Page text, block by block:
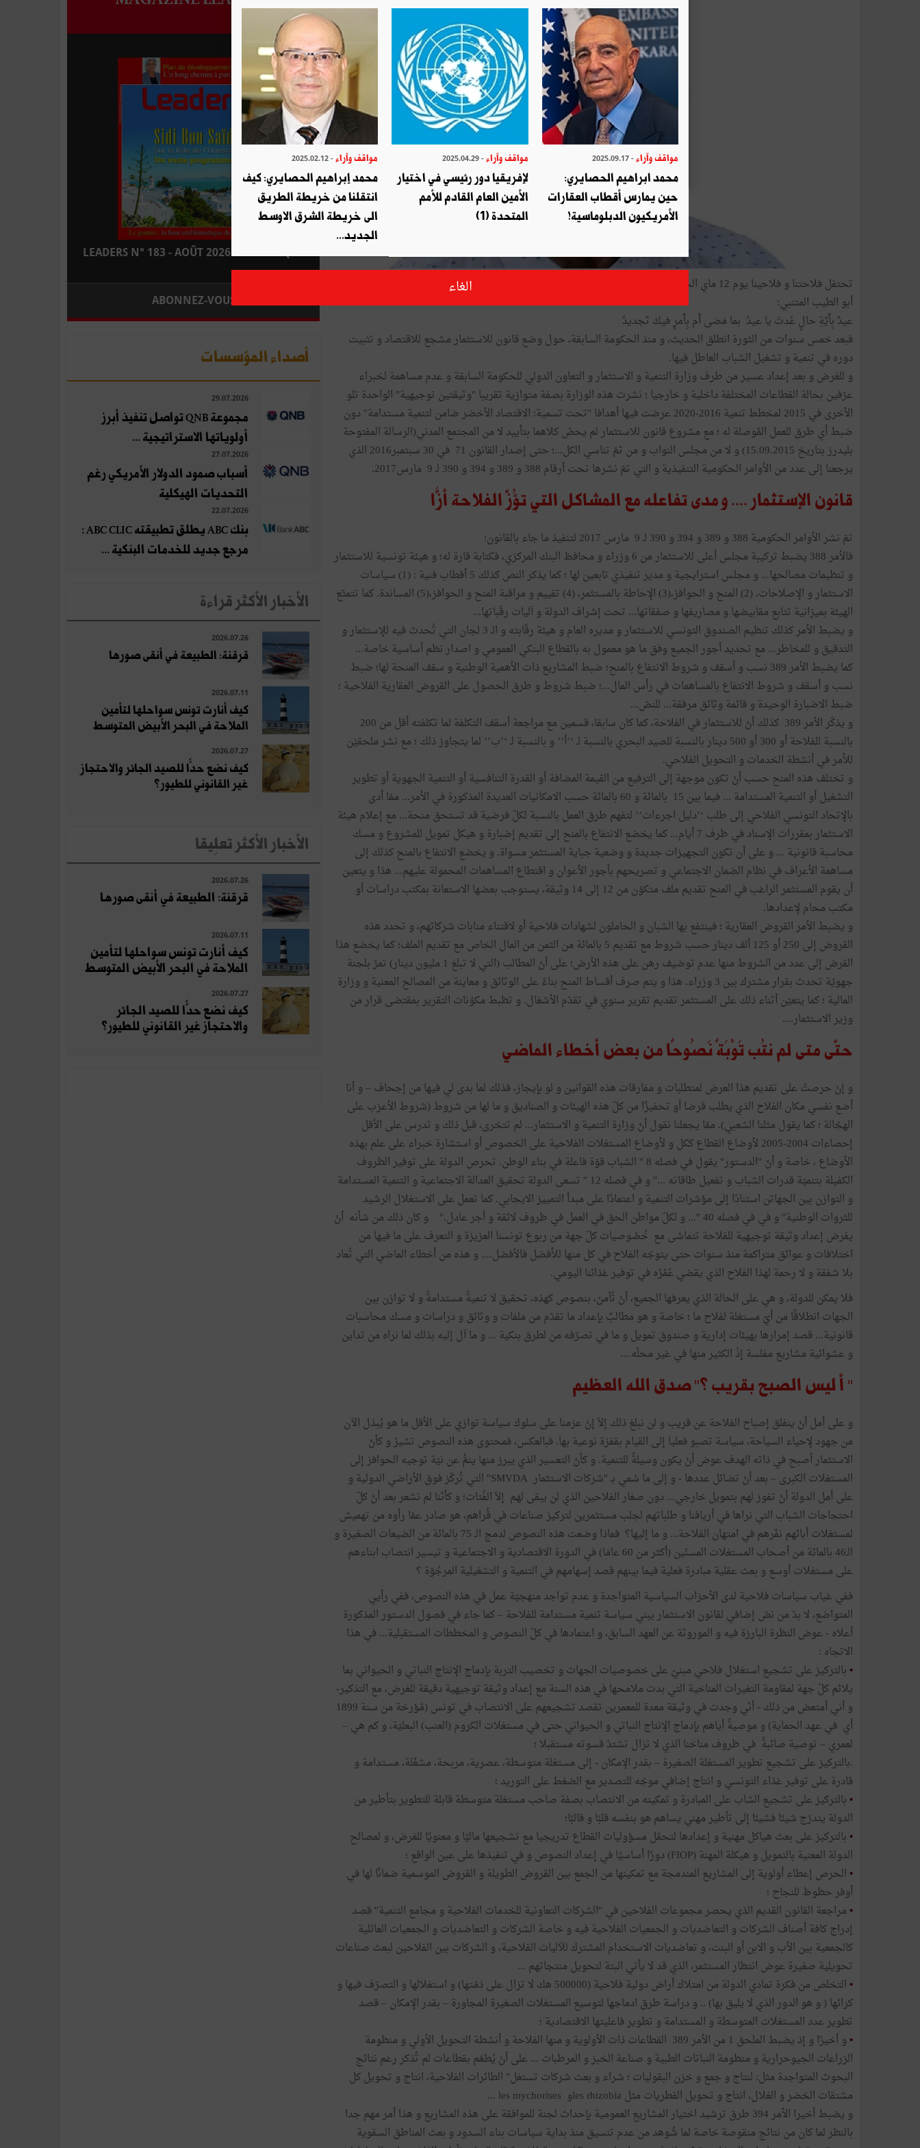
أبو الطيب المتنبي:
عيدٌ بِأَيَّةِ حالٍ عُدتَ يا عيدُ بما مَضى أَم بِأَمرٍ فيكَ تَجديدُ
فبعد خمس سنوات من الثورة انطلق الحديث، و منذ الحكومة السابقة، حول وضع قانون للاستثمار مشجع للاقتصاد و تثبيت
دوره في تنمية و تشغيل الشباب العاطل فيها.
و للغرض و بعد إعداد عسير من طرف وزارة التنمية و الاستثمار و التعاون الدولي للحكومة السابقة و عدم مساهمة لخبراء
عرّفين بحالة القطاعات المختلفة داخلية و خارجيا ؛ نشرت هذه الوزارة بصفة متوازية تقريبا ''وثيقتين توجيهية'' الواحدة تلو
الأخرى في 2015 لمخطط تنمية 2016-2020 عرضت فيها أهدافا ''تحت تسمية: الاقتصاد الأخضر ضامن لتنمية مستدامة'' دون
ضبط أي طرق للعمل المُوصلة له ؛ مع مشروع قانون للاستثمار لم يحضَ كلاهما بتأييد لا من المجتمع المدني(الرسالة المفتوحة
بليدرز بتاريخ 15.09.2015) و لا من مجلس النواب و من ثمّ تناسي الكل...؛ حتى إصدار القانون 71 في 30 سبتمبر2016 الذي
يرجعنا إلى عدد من الأوامر الحكومية التنفيذية و التي تمّ نشرها تحت أرقام 388 و 389 و 394 و 390 لـ 9 مارس2017.
قانون الإستثمار .... و مدى تفاعله مع المشاكل التي تؤُزّ الفلاحة أزََّا
تمّ نشر الأوامر الحكومية 388 و 389 و 394 و 390 لـ 9 مارس 2017 لتنفيذ ما جاء بالقانون:
فالأمر 388 يضبط تركيبة مجلس أعلى للاستثمار من 6 وزراء و محافظ البنك المركزي، فكتابة قارة له؛ و هيئة تونسية للاستثمار
و تنظيمات مصالحها... و مجلس استرايجية و مدير تنفيذي تابعين لها ؛ كما يذكر النص كذلك 5 أقطاب فنية : (1) سياسات
الاستثمار و الإصلاحات، (2) المنح و الحوافز،(3) الإحاطة بالمستثمر، (4) تقييم و مراقبة المنح و الحوافز،(5) المساندة. كما تتمتّع
الهيئة بميزانية تتابع مقابيضها و مصاريفها و صفقاتها... تحت إشراف الدولة و آليات رقّباتها...
و يضبط الأمر كذلك تنظيم الصندوق التونسي للاستثمار و مديره العام و هيئة رقّابته و الـ 3 لجان التي تُحدث فيه للإستثمار و
التدقيق و للمخاطر... مع تحديد أجور الجميع وفق ما هو معمول به بالقطاع البنكي العمومي و اصدار نظم أساسية خاصة...
كما يضبط الأمر 389 نسب و أسقف و شروط الانتفاع بالمنح؛ ضبط المشاريع ذات الأهمية الوطنية و سقف المنحة لها؛ ضبط
نسب و أسقف و شروط الانتفاع بالمساهمات في رأس المال...؛ ضبط شروط و طرق الحصول على القروض العقارية الفلاحية ؛
ضبط الاضبارة الوحيدة و قائمة وثائق مرفقة... للنصّ...
و يذكّر الأمر 389 كذلك أنّ للاستثمار في الفلاحة، كما كان سابقا، قسمين مع مراجعة أسقف التكلفة لما تكلفته أقل من 200
بالنسبة للفلاحة أو 300 أو 500 دينار بالنسبة للصيد البحري بالنسبة لـ ‘’أ’’ و بالنسبة لـ ‘’ب’’ لما يتجاوز ذلك ؛ مع نشر ملحقيْن
للأمر في أنشطة الخدمات و التحويل الفلاحي.
و تختلف هذه المنح حسب أنْ تكون موجهة إلى الترفيع من القيمة المضافة أو القدرة التنافسية أو التنمية الجهوية أو تطوير
التشغيل أو التنمية المستدامة ... فيما بين 15 بالمائة و 60 بالمائة حسب الامكانيات العديدة المذكورة في الأمر... ممّا أدى
بالإتحاد التونسي الفلاحي إلى طلب ‘’دليل اجرءات’’ لتفهم طرق العمل بالنسبة لكلّ فرضية قد تستحق منحة... مع إعلام هيئة
الاستثمار بمقررات الإسناد في ظرف 7 أيام... كما يخضع الانتفاع بالمنح إلى تقديم إضبارة و هيكل تمويل للمشروع و مسك
محاسبة قانونية ... و على أن تكون التجهيزات جديدة و وضعية جباية المستثمر مسواة. و يخضع الانتفاع بالمنح كذلك إلى
مساهمة الأعراف في نظام الضمان الاجتماعي و تصريحهم بأجور الأعوان و اقتطاع المساهمات المحمولة عليهم... هذا و يتعين
أن يقوم المستثمر الراغب في المنح تقديم ملف متكوّن من 12 إلى 14 وثيقة، يستوجب بعضها الاستعانة بمكتب دراسات أو
مكتب محام لإعدادها.
و يضبط الأمر القروض العقارية ؛ فينتفع بها الشبان و الحاملون لشهادات فلاحية أو لاقتناء منابات شركائهم، و تحدد هذه
القروض إلى 250 أو 125 ألف دينار حسب شروط مع تقديم 5 بالمائة من الثمن من المال الخاص مع تقديم الملف؛ كما يخضع هذا
القرض إلى عدد من الشروط منها عدم توضيف رهن على هذه الأرض؛ على أنّ المطالب (التي لا تبلغ 1 مليون دينار) تمرّ بلجنة
جهويّة تحدث بقرار مشترك بين 3 وزراء. هذا و يتم صرف أقساط المنح بناءً على الوثائق و معاينة من المصالح المعنية و وزارة
المالية ؛ كما يتعيّن أثناء ذلك على المستثمر تقديم تقرير سنوي في تقدّم الأشغال. و تظبط مكوّنات التقرير بمقتضى قرار من
وزير الاستثمار....
حتّى متى لم نتُب تَوْبَةً نَصُوحًا من بعض أخطاء الماضي
و إنْ حرصتُ على تقديم هذا العرض لمتطلبات و مفارقات هذه القوانين و لو بإيجاز، فذلك لما بدى لي فيها من إجحاف – و أنا
أضع نفسي مكان الفلاح الذي يطلب قرضا أو تحفيزًا من كلّ هذه الهيئات و الصناديق و ما لها من شروط (شروط الأعزب على
الهجّالة ؛ كما يقول مثلنا الشعبي). ممّا يجعلنا نقول أنّ وزارة التنمية و الاستثمار... لم تتحّرى، قبل ذلك و تدرس على الأقل
إحصاءات 2004-2005 لأوضاع القطاع ككل و لأوضاع المستغلات الفلاحية على الخصوص أو استشارة خبراء على علم بهذه
الأوضاع ، خاصة و أنّ ''الدستور'' يقول في فصله 8 '' الشباب قوّة فاعلة في بناء الوطن. تحرص الدولة على توفير الظروف
الكفيلة بتنميّة قدرات الشباب و تفعيل طاقاته ...'' و في فصله 12 '' تسعى الدولة تحقيق العدالة الاجتماعية و التنمية المستدامة
و التوازن بين الجهاتن استنادًا إلى مؤشرات التنمية و اعتمادًا على مبدأ التمييز الايجابي. كما تعمل على الاستغلال الرشيد
للثروات الوطنية'' و في في فصله 40 ''... و لكلّ مواطن الحق في العمل في ظروف لائقة و أجر عادل.'' و كان ذلك من شأنه أنْ
يفرض إعداد وثيقة توجيهية للفلاحة تتماشى مع خُصُوصيات كلّ جهة من ربوع تونسنا العزيزة و التعرف على ما فيها من
اختلافات و عوائق متراكمة منذ سنوات حتى يتوجّه الفلاح في كل منها للأفضل فالأفضل.... و هذه من أخطاء الماضي التي تُعاد
بلا شفقة و لا رحمة لهذا الفلاح الذي يقضي عُمُرُه في توفير غذائنا اليومي.
فلا يمكن للدولة، و هي على الحالة الذي يعرفها الجميع، أنْ تُأمنَ، بنصوص كهذه، تحقيق لا تنميةً مستدامةً و لا توازن بين
الجهات انطلاقًا من أيّ مستغلة لفلاح ما ؛ خاصة و هو مطالبٌ بإعداد ما تقدّم من ملفات و وثائق و دراسات و مسك محاسبات
قانونية... قصد إمرارها بهيئات إدارية و صندوق تمويل و ما في تصرّفه من لطرق بنكية ... و ما آل إليه بذلك لما نراه من تداين
و عشوائية مشاريع مفلسة إذْ الكثير منها في غير محلّه....
'' أ ليس الصبح بقريب ؟'' صدق الله العظيم
و على أمل أنْ ينفلق إصباح الفلاحة عن قريب و لن نبلغ ذلك إلاّ إنْ عزمنا على سلوك سياسة توازي على الأقل ما هو يُبذل الآن
من جهود لإحياء السياحة، سياسة تصبو فعليا إلى القيام بقفزة نوعية بها. فبالعكس، فمحتوى هذه النصوص تشيرُ و كأنّ
الاستثمار أصبح في ذاته الهدف عوض أنْ يكون وسيلةً للتنمية. و كأنّ التعسير الذي يبرز منها ينمُّ عن نيّة توجيه الحوافز إلى
المستغلات الكبرى – بعد أنْ تضائل عددها - و إلى ما سُمي بـ ''شركات الاستثمار SMVDA'' التي تُركّز فوق الأراضي الدولية و
على أمل الدولة أنْ تفوز لهم بتمويل خارجي... دون صغار الفلاحين الذي لن يبقى لهم إلاّ الفُتات؛ و كأنّنا لم نشعر بعد أنّ كلّ
احتجاجات الشباب التي نراها في أريافنا و طلباتهم لجلب مستثمرين لتركيز صناعات في قُراهم، هو صادر عمّا رأوه من تهميش
لمستغلات أبائهم نفّرهم في امتهان الفلاحة... و ما إليها؟ فماذا وضعت هذه النصوص لدمج الـ 75 بالمائة من الضيعات الصغيرة و
الـ46 بالمائة من أصحاب المستغلات المسنّين (أكثر من 60 عامَا) في الدورة الاقتصادية و الاجتماعية و تيسير انتصاب ابناءهم
على مستغلات أوسع و بعث عقلية مبادرة فعلية فيما بينهم قصد إسهامهم في التنمية و التشغيلية المرجُوّة ؟
ففي غياب سياسات فلاحية لدى الأحزاب السياسية المتواجدة و عدم تواجد منهجيّة عمل في هذه النصوص، ففي رأيي
المتواضع، لا بدّ من نصّ إضافي لقانون الاستثمار يبني سياسة تنمية مستدامة للفلاحة – كما جاء في فصول الدستور المذكورة
أعلاه - عوض النظرة البارزة فيه و الموروثة عن العهد السابق، و اعتمادها في كلّ النصوص و المخططات المستقبلية... في هذا
الاتجاه :
• بالتركيز على تشجيع استغلال فلاحي مبنيّ على خصوصيات الجهات و تخصيب التربة بإدماج الإنتاج النباتي و الحيواني بما
يلائم كلّ جهة لمقاومة التغيرات المناخية التي بدت ملامحها في هذه السنة مع إعداد وثيقة توجيهية دقيقة للغرض، مع التذكير-
و أني أمتعض من ذلك - أنّي وجدت في وثيقة معدة للمعمرين تقصد تشجيعهم على الانتصاب في تونس (مُؤرخة من سنة 1899
أي في عهد الحماية) و موصيةً أياهم بإدماج الإنتاج النباتي و الحيواني حتى في مستغلات الكروم (العنب) البعليّة، و كم هي –
لعمري – توصية صائبةً في ظروف مناخنا الذي لا تزال تشتدّ قسوته مستقبلا ؛
.بالتركيز على تشجيع تطوير المستغلة الصغيرة – بقدر الإمكان - إلى مستغلة متوسطة، عصرية، مربحة، مشغّلة، مستدامة و
قادرة على توفير غذاء التونسي و انتاج إضافي موجّه للتصدير مع الضغط على التوريد ؛
• بالتركيز على تشجيع الشاب على المبادرة و تمكينه من الانتصاب بصفة صاحب مستغلة متوسطة قابلة للتطوير بتأطير من
الدولة يتدرّج شيئا فشيئا إلى تأطير مهني يساهم هو بنفسه قلبًا و قالبًا؛
• بالتركيز على بعث هياكل مهنية و إعدادها لتحمُل مسؤوليات القطاع تدريجيا مع تشجيعها ماليًا و معنويًا للغرض، و لمصالح
الدولة المعنية بالتمويل و هيكلة المهنة (FIOP) دورًا أساسيًا في إعداد النصوص و في تنفيذها على عين الواقع ؛
• الحرص إعطاء أولوية إلى المشاريع المندمجة مع تمكينها من الجمع بين القروض الطويلة و القروض الموسمية ضمانًا لها في
أوفر حظوظ للنجاح ؛
• مراجعة القانون القديم الذي يحصر مجموعات الفلاحين في ''الشركات التعاونية للخدمات الفلاحية و مجامع التنمية'' قصد
إدراج كافة أصناف الشركات و التعاضديات و الجمعيات الفلاحية فيه و خاصة الشركات و التعاضديات و الجمعيات العائلية
كالجمعية بين الأب و الابن أو البنت، و تعاضديات الاستخدام المشترك للآليات الفلاحية، و الشركات بين الفلاحين لبعث صناعات
تحويلية صغيرة عوض انتظار المستثمر، الذي قد لا يأتي البتة لتحويل منتجاتهم ...
•
التخلص من فكرة تمادي الدولة من امتلاك أراض دولية فلاحية (500000 هك لا تزال على ذمّتها) و استغلالها و التصرّف فيها و
كرائها ( و هو الدور الذي لا يليق بها) .. و دراسة طرق ادماجها لتوسيع المستغلات الصغيرة المجاورة – بقدر الإمكان – قصد
تطوير عدد المستغلات المتوسطة و المستدامة و تطوير فاعليتها الاقتصادية ؛
•
و أخيرًا و إذ يضبط الملحق 1 من الأمر 389 القطاعات ذات الأولوية و منها الفلاحة و أنشطة التحويل الأولي و منظومة
الزراعات الجيوحرارية و منظومة النباتات الطبية و صناعة الخبز و المرطبات ... على أنْ يُطعّم بقطاعات لم تُذكر رغم نتائج
البحوث المتواجدة مثل: لنتاج و جمع و خزن البقوليات ؛ شراء و بعث شركات تستغل" الطائرات الفلاحية، انتاج و تحويل كل
مشتقات الخضر و الغلال، انتاج و تحويل الفطريات مثل les rhizobiaو les mychorises ...
و يضبط أخيرا الأمر 394 طرق ترشيد اختيار المشاريع العمومية بإحداث لجنة للموافقة على هذه المشاريع و هذا أمر مهم جدا
بالنظر لما كان من نتائج منقوصة خاصة لما شُوهد من عدم تنسيق منذ بداية سياسات بناء السدود و بعث المناطق السقوية
LEADERS N° 183 - AOÛT 2026 : EN KIOSQUE
ABONNEZ-VOUS
أصداء المؤسسات
29.07.2026
مجموعة QNB تواصل تنفيذ أبرز
أولوياتها الاستراتيجية ...
27.07.2026
أسباب صمود الدولار الأمريكي رغم
التحديات الهيكلية
22.07.2026
بنك ABC يطلق تطبيقته ABC CLIC :
مرجع جديد للخدمات البنكية ...
الأخبار الأكثر قراءة
2026.07.26
قرقنة: الطبيعة في أنقى صورها
2026.07.11
كيف أنارت تونس سواحلها لتأمين
الملاحة في البحر الأبيض المتوسط
2026.07.27
كيف نضع حدًّا للصيد الجائر والاحتجاز
غير القانوني للطيور؟
الأخبار الأكثر تعلِيقا
2026.07.26
قرقنة: الطبيعة في أنقى صورها
2026.07.11
كيف أنارت تونس سواحلها لتأمين
الملاحة في البحر الأبيض المتوسط
2026.07.27
كيف نضع حدًّا للصيد الجائر
والاحتجاز غير القانوني للطيور؟
مواقف وآراء - 2025.09.17
محمد ابراهيم الحصايري:
حين يمارس أقطاب العقارات
الأمريكيون الدبلوماسية!
مواقف وآراء - 2025.04.29
لإفريقيا دور رئيسي في اختيار
الأمين العام القادم للأمم
المتحدة (1)
مواقف وآراء- 2025.02.12
محمد إبراهيم الحصايري: كيف
انتقلنا من خريطة الطريق
الى خريطة الشرق الاوسط
الجديد...
الغاء